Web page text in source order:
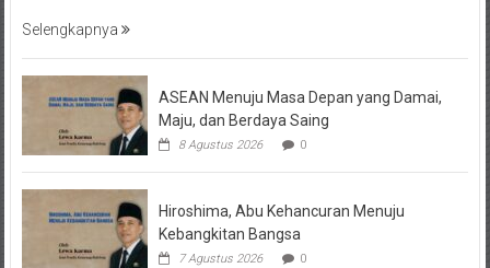
Selengkapnya
ASEAN Menuju Masa Depan yang Damai,
Maju, dan Berdaya Saing
8 Agustus 2026 0
Hiroshima, Abu Kehancuran Menuju
Kebangkitan Bangsa
7 Agustus 2026 0